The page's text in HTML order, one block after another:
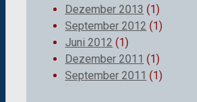
Dezember 2013 (1)
September 2012 (1)
Juni 2012 (1)
Dezember 2011 (1)
September 2011 (1)